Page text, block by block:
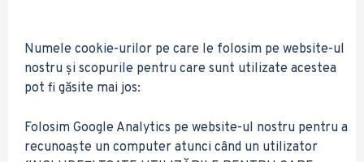
Numele cookie-urilor pe care le folosim pe website-ul
nostru și scopurile pentru care sunt utilizate acestea
pot fi găsite mai jos:
Folosim Google Analytics pe website-ul nostru pentru a
recunoaște un computer atunci când un utilizator